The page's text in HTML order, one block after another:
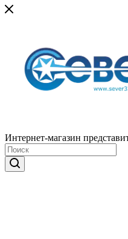
Интернет-магазин